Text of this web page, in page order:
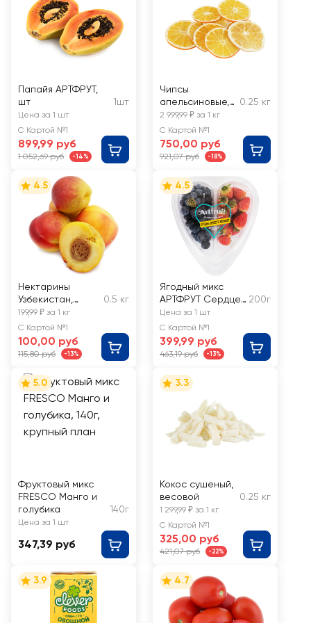
Папайя АРТФРУТ,
шт
1шт
Цена за 1 шт
С Картой №1
899,99 руб
1 052,69 руб -14%
Чипсы
апельсиновые,
весовые
0.25 кг
2 999,99 ₽ за 1 кг
С Картой №1
750,00 руб
921,07 руб -18%
4.5
Нектарины
Узбекистан,
весовые
0.5 кг
199,99 ₽ за 1 кг
С Картой №1
100,00 руб
115,80 руб -13%
4.5
Ягодный микс
АРТФРУТ Сердце,
голубика и
клубника
200г
Цена за 1 шт
С Картой №1
399,99 руб
463,19 руб -13%
5.0
Фруктовый микс
FRESCO Манго и
голубика
140г
Цена за 1 шт
347,39 руб
3.3
Кокос сушеный,
весовой
0.25 кг
1 299,99 ₽ за 1 кг
С Картой №1
325,00 руб
421,07 руб -22%
3.9 4.7